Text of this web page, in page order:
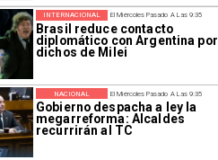
El Miércoles Pasado A Las 9:35
Brasil reduce contacto
diplomático con Argentina por
dichos de Milei
INTERNACIONAL
El Miércoles Pasado A Las 9:35
Gobierno despacha a ley la
megarreforma: Alcaldes
recurrirán al TC
NACIONAL